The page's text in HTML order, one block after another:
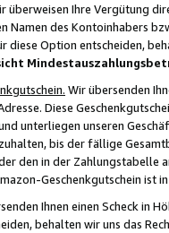
überweisen Ihre Vergütung
Namen des Kontoinhabers
diese Option entscheiden,
Wir übersenden
Diese
unterliegen unseren
bis der fällige
den in der
Geschenkgutschein ist
Ihnen einen Scheck in
behalten wir uns das